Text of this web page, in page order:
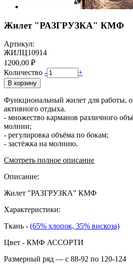
Жилет "РАЗГРУЗКА" КМФ
Артикул:
ЖИЛЦ10914
1200,00 ₽
Количество - +
В корзину
Функциональный жилет для работы,
активного отдыха.
- множество карманов различного
молнии;
- регулировка объёма по бокам;
- застёжка на молнию.
Смотреть полное описание
Описание:
Жилет "РАЗГРУЗКА" КМФ
Характеристики:
Ткань - (65% хлопок, 35% вискоза)
Цвет - КМФ АССОРТИ
Размерный ряд — с 88-92 по 120-124